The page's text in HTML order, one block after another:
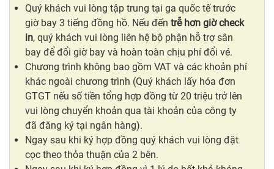
Quý khách vui lòng tập trung tại ga quốc tế trước
giờ bay 3 tiếng đồng hồ. Nếu đến trễ hơn giờ check
in, quý khách vui lòng liên hệ bộ phận hỗ trợ sân
bay để đổi giờ bay và hoàn toàn chịu phí đổi vé.
Chương trình không bao gồm VAT và các khoản phí
khác ngoài chương trình (Quý khách lấy hóa đơn
GTGT nếu số tiền tổng hợp đồng từ 20 triệu trở lên
vui lòng chuyển khoản qua tài khoản của công ty
đã đăng ký tại ngân hàng).
Ngay sau khi ký hợp đồng quý khách vui lòng đặt
cọc theo thỏa thuận của 2 bên.